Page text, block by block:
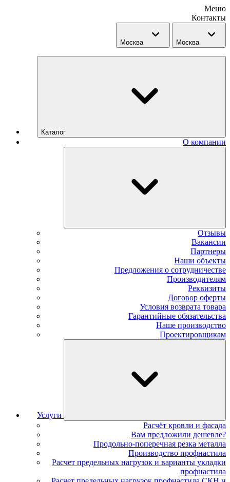
Меню
Контакты
Москва Москва
Каталог
О компании
Отзывы
Вакансии
Партнеры
Наши объекты
Предложения о сотрудничестве
Производителям
Реквизиты
Договор оферты
Условия возврата товара
Гарантийные обязательства
Наше производство
Проектировщикам
Услуги
Расчёт кровли и фасада
Вам предложили дешевле?
Продольно-поперечная резка металла
Производство профнастила
Расчет предельных нагрузок и варианты укладки
профнастила